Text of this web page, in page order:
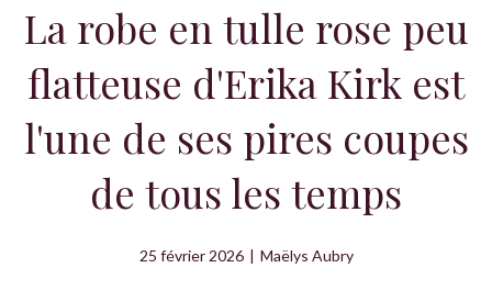
La robe en tulle rose peu
flatteuse d'Erika Kirk est
l'une de ses pires coupes
de tous les temps
25 février 2026 | Maëlys Aubry